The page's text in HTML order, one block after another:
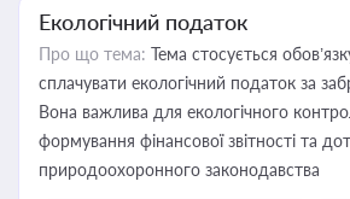
Екологічний податок
Про що тема: Тема стосується
сплачувати екологічний податок за
Вона важлива для екологічного
формування фінансової звітності та
природоохоронного законодавства